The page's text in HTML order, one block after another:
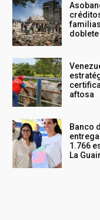
aftosa
Banco
1.766
La